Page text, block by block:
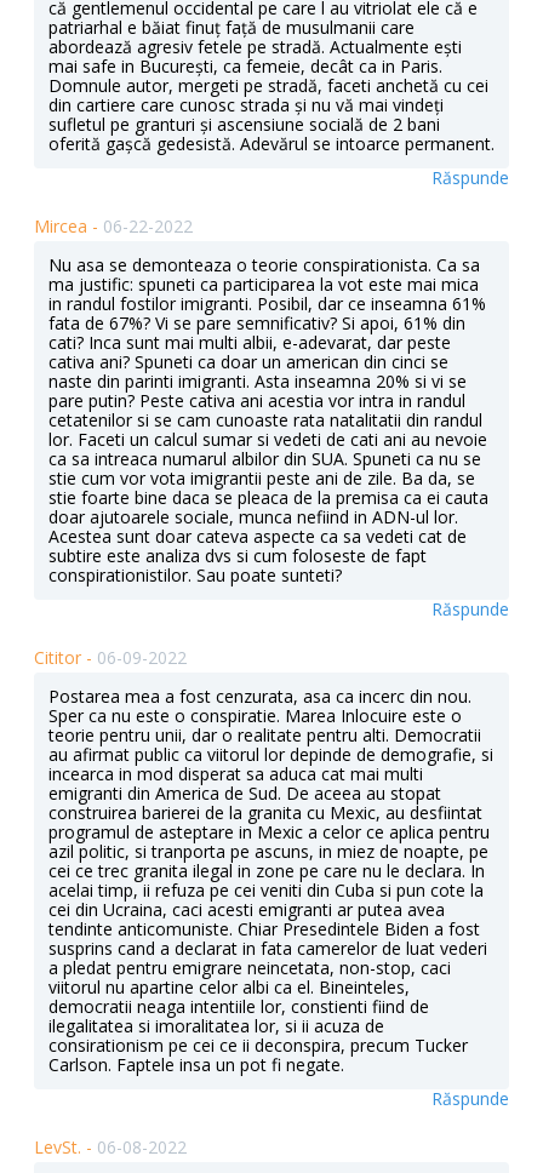
că gentlemenul occidental pe care l au vitriolat ele că e
patriarhal e băiat finuț față de musulmanii care
abordează agresiv fetele pe stradă. Actualmente ești
mai safe in București, ca femeie, decât ca in Paris.
Domnule autor, mergeti pe stradă, faceti anchetă cu cei
din cartiere care cunosc strada și nu vă mai vindeți
sufletul pe granturi și ascensiune socială de 2 bani
oferită gașcă gedesistă. Adevărul se intoarce permanent.
Răspunde
Mircea - 06-22-2022
Nu asa se demonteaza o teorie conspirationista. Ca sa
ma justific: spuneti ca participarea la vot este mai mica
in randul fostilor imigranti. Posibil, dar ce inseamna 61%
fata de 67%? Vi se pare semnificativ? Si apoi, 61% din
cati? Inca sunt mai multi albii, e-adevarat, dar peste
cativa ani? Spuneti ca doar un american din cinci se
naste din parinti imigranti. Asta inseamna 20% si vi se
pare putin? Peste cativa ani acestia vor intra in randul
cetatenilor si se cam cunoaste rata natalitatii din randul
lor. Faceti un calcul sumar si vedeti de cati ani au nevoie
ca sa intreaca numarul albilor din SUA. Spuneti ca nu se
stie cum vor vota imigrantii peste ani de zile. Ba da, se
stie foarte bine daca se pleaca de la premisa ca ei cauta
doar ajutoarele sociale, munca nefiind in ADN-ul lor.
Acestea sunt doar cateva aspecte ca sa vedeti cat de
subtire este analiza dvs si cum foloseste de fapt
conspirationistilor. Sau poate sunteti?
Răspunde
Cititor - 06-09-2022
Postarea mea a fost cenzurata, asa ca incerc din nou.
Sper ca nu este o conspiratie. Marea Inlocuire este o
teorie pentru unii, dar o realitate pentru alti. Democratii
au afirmat public ca viitorul lor depinde de demografie, si
incearca in mod disperat sa aduca cat mai multi
emigranti din America de Sud. De aceea au stopat
construirea barierei de la granita cu Mexic, au desfiintat
programul de asteptare in Mexic a celor ce aplica pentru
azil politic, si tranporta pe ascuns, in miez de noapte, pe
cei ce trec granita ilegal in zone pe care nu le declara. In
acelai timp, ii refuza pe cei veniti din Cuba si pun cote la
cei din Ucraina, caci acesti emigranti ar putea avea
tendinte anticomuniste. Chiar Presedintele Biden a fost
susprins cand a declarat in fata camerelor de luat vederi
a pledat pentru emigrare neincetata, non-stop, caci
viitorul nu apartine celor albi ca el. Bineinteles,
democratii neaga intentiile lor, constienti fiind de
ilegalitatea si imoralitatea lor, si ii acuza de
consirationism pe cei ce ii deconspira, precum Tucker
Carlson. Faptele insa un pot fi negate.
Răspunde
LevSt. - 06-08-2022